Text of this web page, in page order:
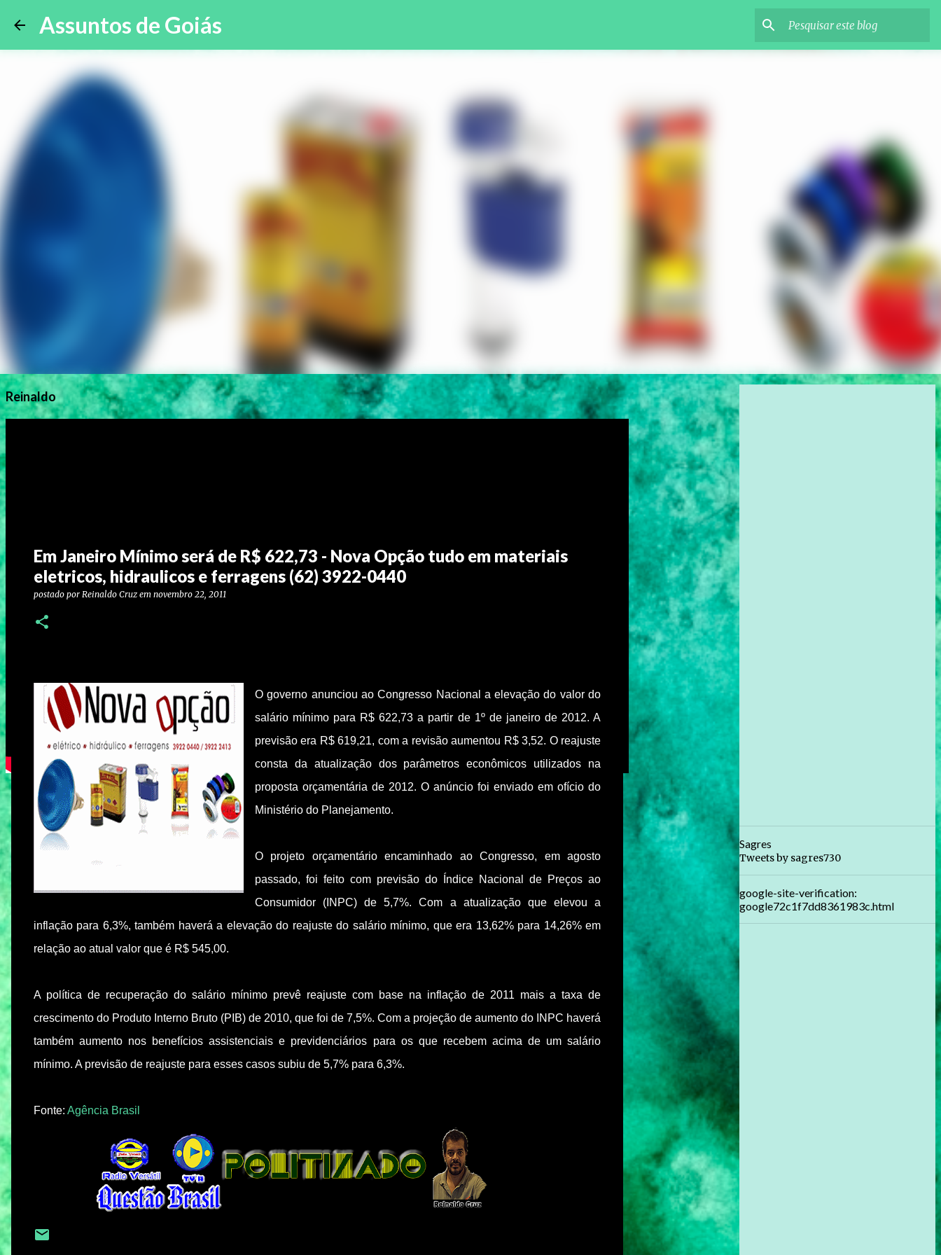
Assuntos de Goiás
Reinaldo
Em Janeiro Mínimo será de R$ 622,73 - Nova Opção tudo em materiais
eletricos, hidraulicos e ferragens (62) 3922-0440
postado por Reinaldo Cruz em novembro 22, 2011
O governo anunciou ao Congresso Nacional a elevação do valor do
salário mínimo para R$ 622,73 a partir de 1º de janeiro de 2012. A
previsão era R$ 619,21, com a revisão aumentou R$ 3,52. O reajuste
consta da atualização dos parâmetros econômicos utilizados na
proposta orçamentária de 2012. O anúncio foi enviado em ofício do
Ministério do Planejamento.
O projeto orçamentário encaminhado ao Congresso, em agosto
passado, foi feito com previsão do Índice Nacional de Preços ao
Consumidor (INPC) de 5,7%. Com a atualização que elevou a
inflação para 6,3%, também haverá a elevação do reajuste do salário mínimo, que era 13,62% para 14,26% em
relação ao atual valor que é R$ 545,00.
A política de recuperação do salário mínimo prevê reajuste com base na inflação de 2011 mais a taxa de
crescimento do Produto Interno Bruto (PIB) de 2010, que foi de 7,5%. Com a projeção de aumento do INPC haverá
também aumento nos benefícios assistenciais e previdenciários para os que recebem acima de um salário
mínimo. A previsão de reajuste para esses casos subiu de 5,7% para 6,3%.
Fonte: Agência Brasil
Sagres
Tweets by sagres730
google-site-verification:
google72c1f7dd8361983c.html